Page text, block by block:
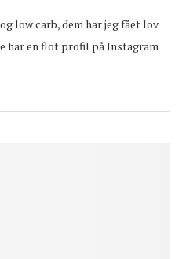
low carb, dem har jeg fået lov
har en flot profil på Instagram